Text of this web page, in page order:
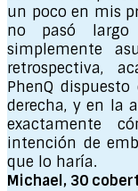
un poco en mis
no pasó
simplemente
retrospectiva,
PhenQ
derecha, y en la
exactamente
intención de
que lo haría.
Michael, 30